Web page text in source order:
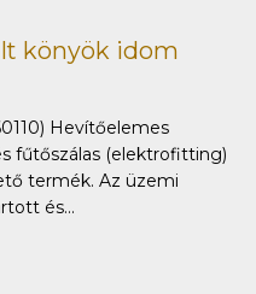
könyök idom
Hevítőelemes
fűtőszálas (elektrofitting)
termék. Az üzemi
és...